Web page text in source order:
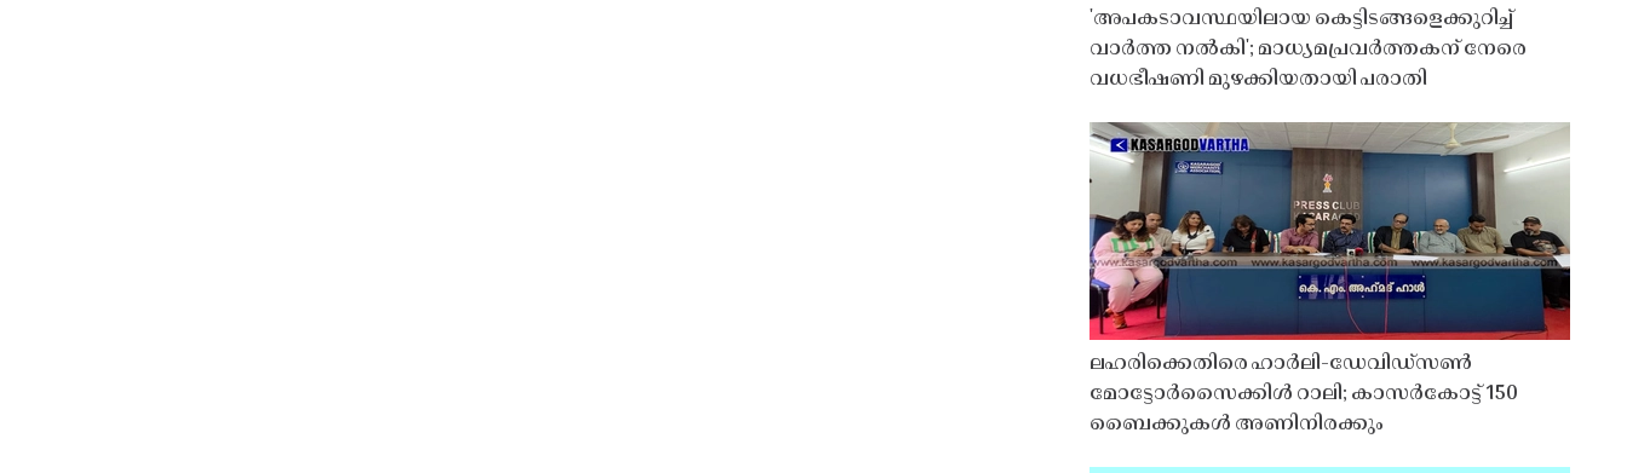
'അപകടാവസ്ഥയിലായ കെട്ടിടങ്ങളെക്കുറിച്ച്
വാർത്ത നൽകി'; മാധ്യമപ്രവർത്തകന് നേരെ
വധഭീഷണി മുഴക്കിയതായി പരാതി
ലഹരിക്കെതിരെ ഹാർലി-ഡേവിഡ്‌സൺ
മോട്ടോർസൈക്കിൾ റാലി; കാസർകോട്ട് 150
ബൈക്കുകൾ അണിനിരക്കും